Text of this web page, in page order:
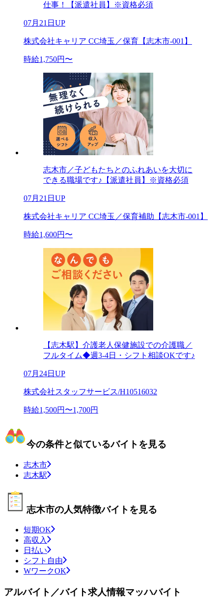
仕事！【派遣社員】※資格必須
07月21日UP
株式会社キャリア CC埼玉／保育【志木市-001】
時給1,750円〜
志木市／子どもたちとのふれあいを大切に
できる職場です♪【派遣社員】※資格必須
07月21日UP
株式会社キャリア CC埼玉／保育補助【志木市-001】
時給1,600円〜
【志木駅】介護老人保健施設での介護職／
フルタイム◆週3‐4日・シフト相談OKです♪
07月24日UP
株式会社スタッフサービス/H10516032
時給1,500円〜1,700円
今の条件と似ているバイトを見る
志木市
志木駅
志木市の人気特徴バイトを見る
短期OK
高収入
日払い
シフト自由
WワークOK
アルバイト／バイト求人情報マッハバイト